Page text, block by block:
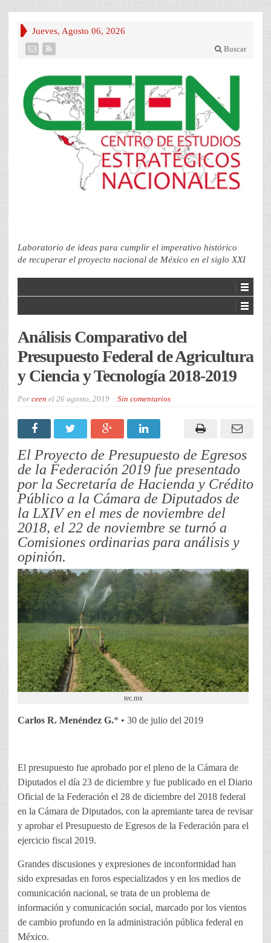
Jueves, Agosto 06, 2026
Buscar
Laboratorio de ideas para cumplir el imperativo histórico
de recuperar el proyecto nacional de México en el siglo XXI
Análisis Comparativo del
Presupuesto Federal de Agricultura
y Ciencia y Tecnología 2018-2019
Por ceen el 26 agosto, 2019 Sin comentarios
El Proyecto de Presupuesto de Egresos
de la Federación 2019 fue presentado
por la Secretaría de Hacienda y Crédito
Público a la Cámara de Diputados de
la LXIV en el mes de noviembre del
2018, el 22 de noviembre se turnó a
Comisiones ordinarias para análisis y
opinión.
tec.mx
Carlos R. Menéndez G.* • 30 de julio del 2019
El presupuesto fue aprobado por el pleno de la Cámara de
Diputados el día 23 de diciembre y fue publicado en el Diario
Oficial de la Federación el 28 de diciembre del 2018 federal
en la Cámara de Diputados, con la apremiante tarea de revisar
y aprobar el Presupuesto de Egresos de la Federación para el
ejercicio fiscal 2019.
Grandes discusiones y expresiones de inconformidad han
sido expresadas en foros especializados y en los medios de
comunicación nacional, se trata de un problema de
información y comunicación social, marcado por los vientos
de cambio profundo en la administración pública federal en
México.